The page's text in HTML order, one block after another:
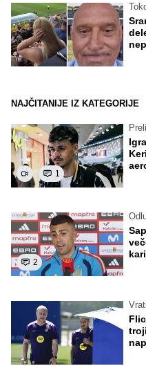
NAJČITANIJE IZ KATEGORIJE
1
2